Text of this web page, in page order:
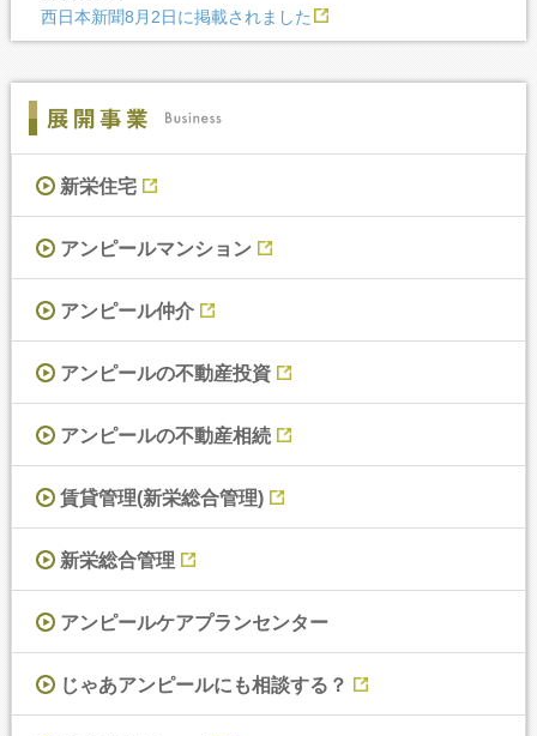
西日本新聞8月2日に掲載されました
新栄住宅
アンピールマンション
アンピール仲介
アンピールの不動産投資
アンピールの不動産相続
賃貸管理(新栄総合管理)
新栄総合管理
アンピールケアプランセンター
じゃあアンピールにも相談する？